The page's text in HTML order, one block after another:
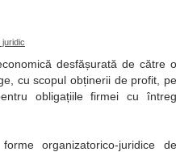
juridic
desfășurată de către o
cu scopul obținerii de profit, pe
obligațiile firmei cu întreg
organizatorico-juridice de